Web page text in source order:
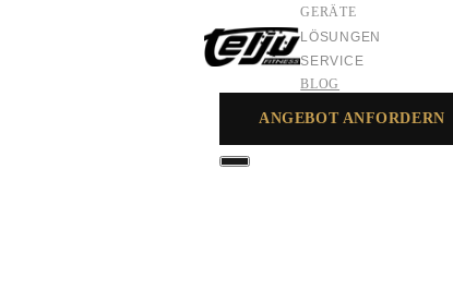
GERÄTE
LÖSUNGEN
SERVICE
BLOG
ANGEBOT ANFORDERN